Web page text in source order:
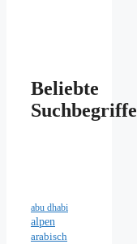
Beliebte
Suchbegriffe
abu dhabi
alpen
arabisch